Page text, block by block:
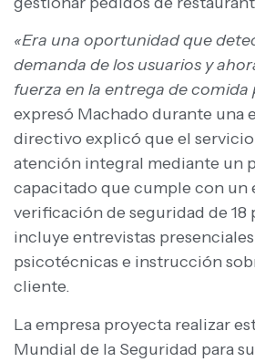
«Era una oportunidad que
demanda de los usuarios y
fuerza en la entrega de comida
expresó Machado durante una
directivo explicó que el
atención integral mediante un
capacitado que cumple con un
verificación de seguridad de 18
incluye entrevistas
psicotécnicas e instrucción
cliente.
La empresa proyecta realizar
Mundial de la Seguridad para